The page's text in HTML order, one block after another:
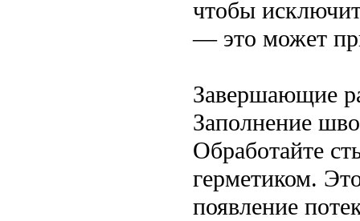
чтобы
— это может
Завершающие
Заполнение
Обработайте
герметиком.
появление